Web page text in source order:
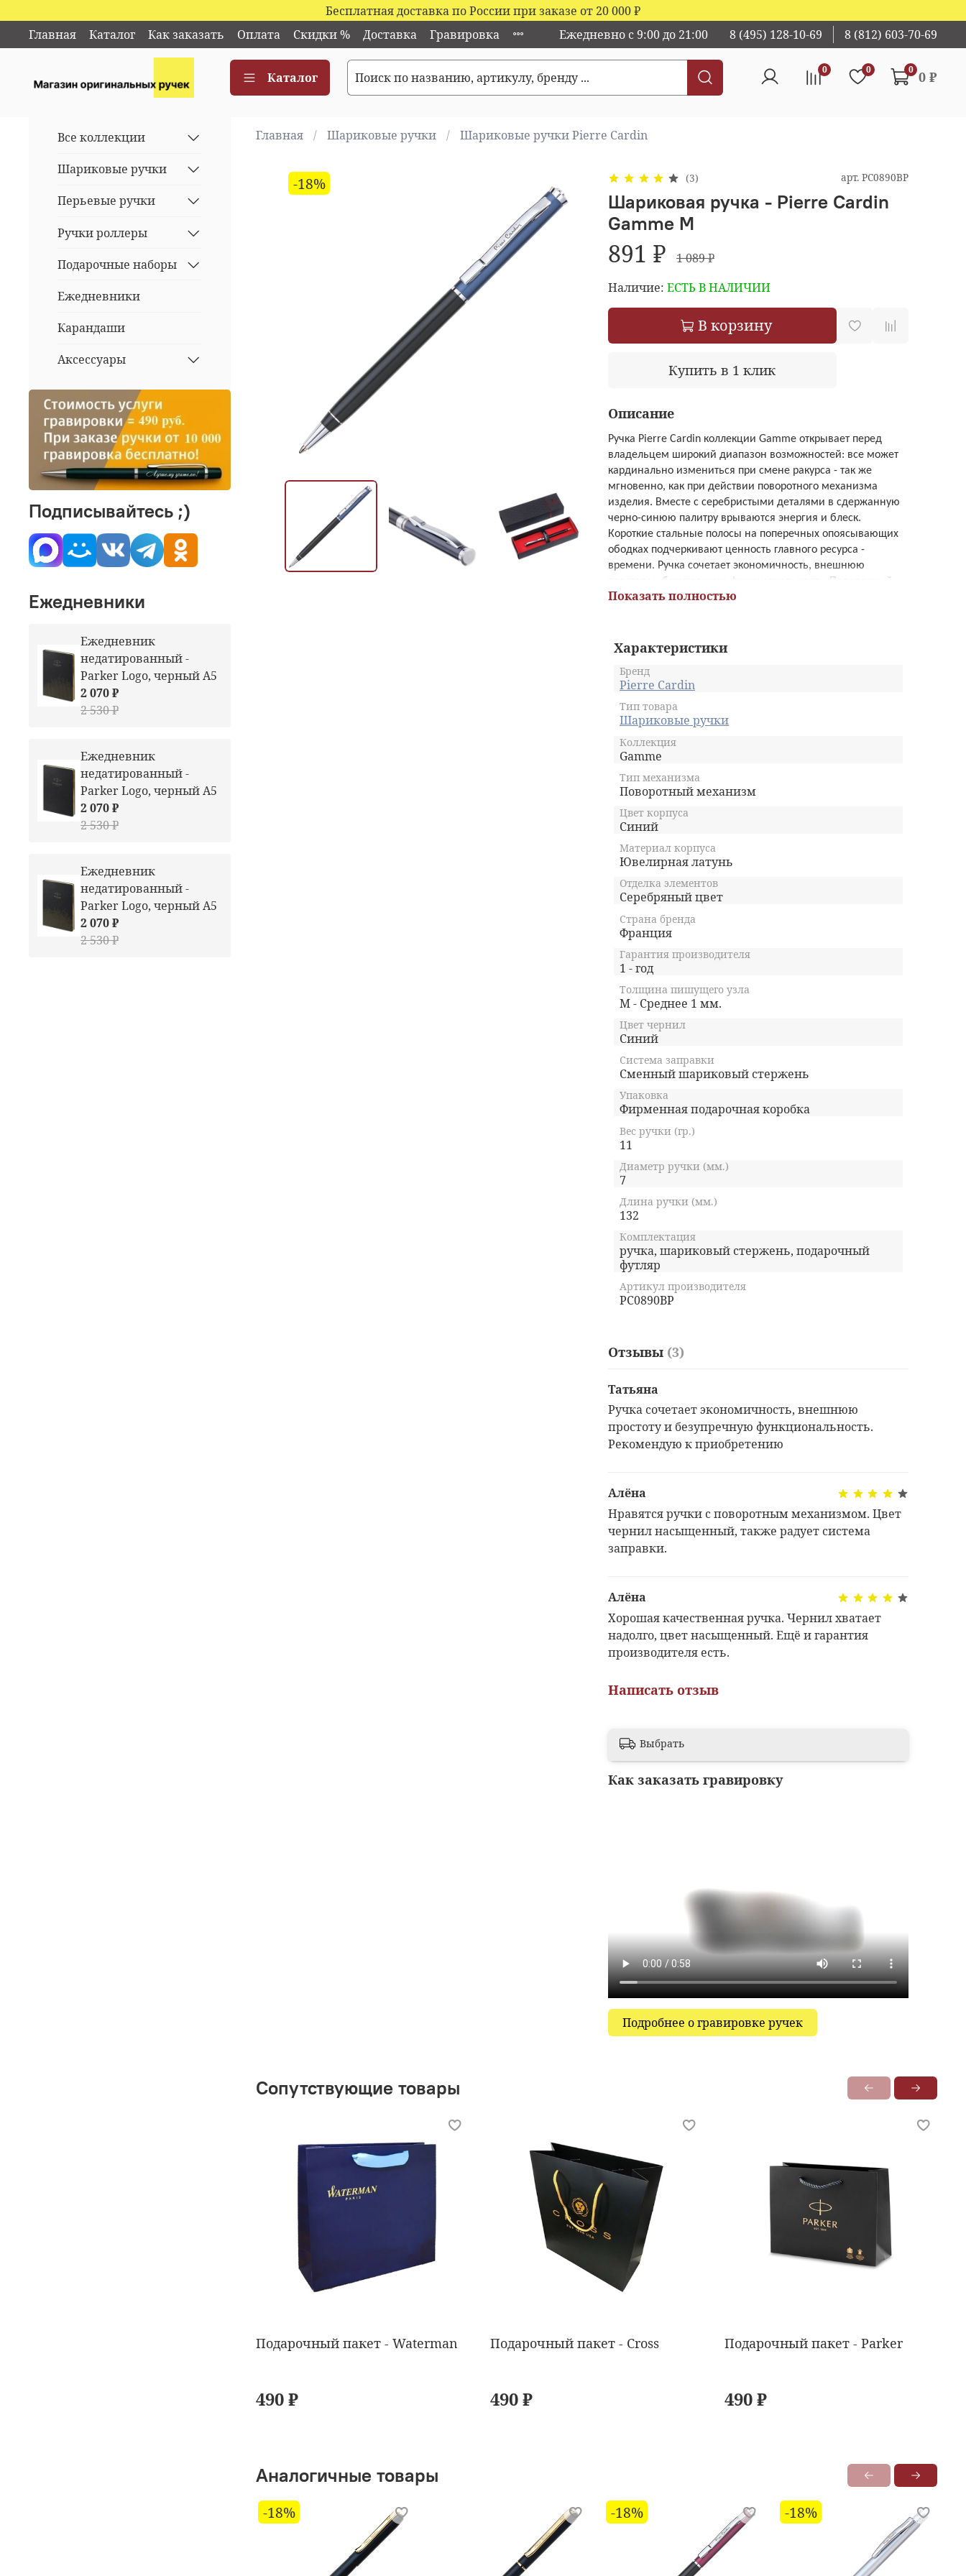
Бесплатная доставка по России при заказе от 20 000₽
Главная
Каталог Как заказать Оплата Скидки % Доставка Гравировка Ежедневно с 9:00 до 21:00 8 (495) 128-10-69 8 (812) 603-70-69
Каталог
0 0 0 0 ₽
Главная Шариковые ручки Шариковые ручки Pierre Cardin
-18% (3) арт. PC0890BP
Шариковая ручка - Pierre Cardin
Gamme M
891 ₽
1 089 ₽
Наличие: ЕСТЬ В НАЛИЧИИ
В корзину
Купить в 1 клик
Описание
Ручка Pierre Cardin коллекции Gamme открывает перед
владельцем широкий диапазон возможностей: все может
кардинально измениться при смене ракурса - так же
мгновенно, как при действии поворотного механизма
изделия. Вместе с серебристыми деталями в сдержанную
черно-синюю палитру врываются энергия и блеск.
Короткие стальные полосы на поперечных опоясывающих
ободках подчеркивают ценность главного ресурса -
времени. Ручка сочетает экономичность, внешнюю
простоту и безупречную функциональность. Подарочный
футляр, как дорогая оправа, придаст презенту
Показать полностью
Характеристики
Бренд
Pierre Cardin
Тип товара
Шариковые ручки
Коллекция
Gamme
Тип механизма
Поворотный механизм
Цвет корпуса
Синий
Материал корпуса
Ювелирная латунь
Отделка элементов
Серебряный цвет
Страна бренда
Франция
Гарантия производителя
1 - год
Толщина пишущего узла
M - Среднее 1 мм.
Цвет чернил
Синий
Система заправки
Сменный шариковый стержень
Упаковка
Фирменная подарочная коробка
Вес ручки (гр.)
11
Диаметр ручки (мм.)
7
Длина ручки (мм.)
132
Комплектация
ручка, шариковый стержень, подарочный
футляр
Артикул производителя
PC0890BP
Отзывы (3)
Татьяна
Ручка сочетает экономичность, внешнюю
простоту и безупречную функциональность.
Рекомендую к приобретению
Алёна
Нравятся ручки с поворотным механизмом. Цвет
чернил насыщенный, также радует система
заправки.
Алёна
Хорошая качественная ручка. Чернил хватает
надолго, цвет насыщенный. Ещё и гарантия
производителя есть.
Написать отзыв
Выбрать
Как заказать гравировку
Подробнее о гравировке ручек
Сопутствующие товары
Подарочный пакет - Waterman
490 ₽
Подарочный пакет - Cross
490 ₽
Подарочный пакет - Parker
490 ₽
Аналогичные товары
-18% -18% -18%
Все коллекции
Шариковые ручки
Перьевые ручки
Ручки роллеры
Подарочные наборы
Ежедневники
Карандаши
Аксессуары
Подписывайтесь ;)
Ежедневники
Ежедневник
недатированный -
Parker Logo, черный А5
2 070 ₽
2 530 ₽
Ежедневник
недатированный -
Parker Logo, черный А5
2 070 ₽
2 530 ₽
Ежедневник
недатированный -
Parker Logo, черный А5
2 070 ₽
2 530 ₽